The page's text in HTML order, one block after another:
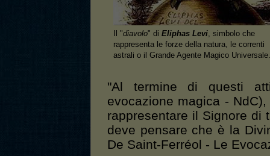
Il "diavolo" di Eliphas Levi, simbolo che
rappresenta le forze della natura, le correnti
astrali o il Grande Agente Magico Universale.
"Al termine di questi
evocazione magica -
rappresentare il Signore di
deve pensare che è la
De Saint-Ferréol - Le